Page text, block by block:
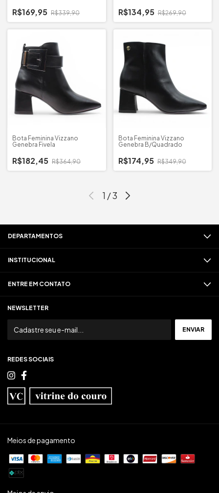
R$169,95 R$339,90 R$134,95 R$269,90
Bota Feminina Vizzano
Genebra Fivela
R$182,45 R$364,90
Bota Feminina Vizzano
Genebra B/Quadrado
R$174,95 R$349,90
1 /3
DEPARTAMENTOS
INSTITUCIONAL
ENTRE EM CONTATO
NEWSLETTER
REDES SOCIAIS
Meios de pagamento